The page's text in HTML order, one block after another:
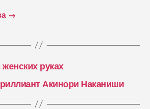
→
руках
Акинори Наканиши